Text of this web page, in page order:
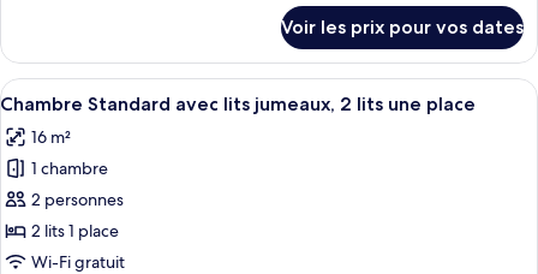
Standard,
1
lit
double
le
type
de
Chambre
Double
lit
double
Voir les prix pour vos dates
Afficher
toutes
les
photos
pour
ce
type
Une chambre d’hôtel avec deux lits,
5
Chambre Standard avec lits jumeaux, 2 lits une place
16 m²
1 chambre
2 personnes
2 lits 1 place
Wi-Fi gratuit